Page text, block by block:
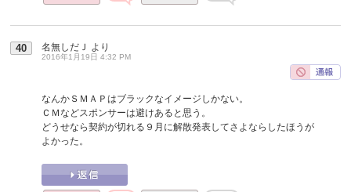
40 名無しだＪ より
2016年1月19日 4:32 PM
なんかＳＭＡＰはブラックなイメージしかない。
ＣＭなどスポンサーは避けあると思う。
どうせなら契約が切れる９月に解散発表してさよならしたほうが
よかった。